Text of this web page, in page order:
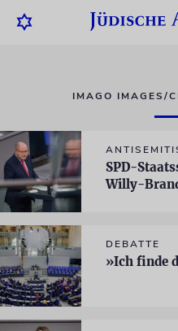
IMAGO IMAGES/
SPD-
Willy-
DEBATTE
»Ich finde